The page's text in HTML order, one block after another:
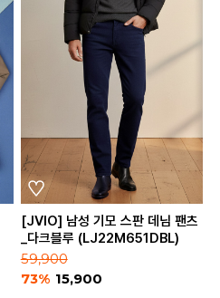
[JVIO] 남성 기모 스판 데님 팬츠
_다크블루 (LJ22M651DBL)
59,900
73% 15,900